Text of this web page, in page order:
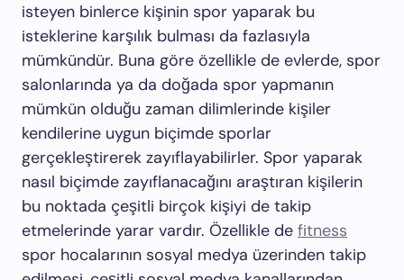
isteyen binlerce kişinin spor yaparak bu
isteklerine karşılık bulması da fazlasıyla
mümkündür. Buna göre özellikle de evlerde, spor
salonlarında ya da doğada spor yapmanın
mümkün olduğu zaman dilimlerinde kişiler
kendilerine uygun biçimde sporlar
gerçekleştirerek zayıflayabilirler. Spor yaparak
nasıl biçimde zayıflanacağını araştıran kişilerin
bu noktada çeşitli birçok kişiyi de takip
etmelerinde yarar vardır. Özellikle de fitness
spor hocalarının sosyal medya üzerinden takip